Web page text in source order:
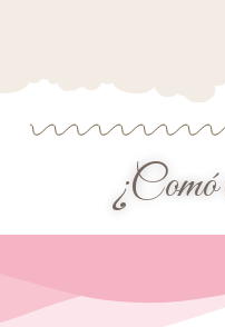
¿Comó